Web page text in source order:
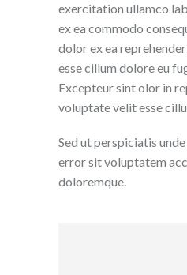
exercitation ullamco
ex ea commodo
dolor ex ea
esse cillum dolore eu
Excepteur sint olor in
voluptate velit esse
Sed ut perspiciatis
error sit voluptatem
doloremque.